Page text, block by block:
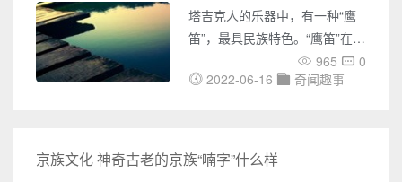
木制造出来的，形状像一只鹊，
根据史料的记载，它可以在天上
飞三天三夜不落下，用现代人的
眼光来看，飞三天不算什么，但
塔吉克人的乐器中，有一种“鹰
笛”，最具民族特色。“鹰笛”在塔
吉克民间文化生活中非常重要，
远古以来，一直居住在“世界屋
抒发自己的愿望和追求的。
关于“鹰笛”，有很多民间传说，
965
0
2022-06-16
奇闻趣事
京族文化 神奇古老的京族“喃字”什么样